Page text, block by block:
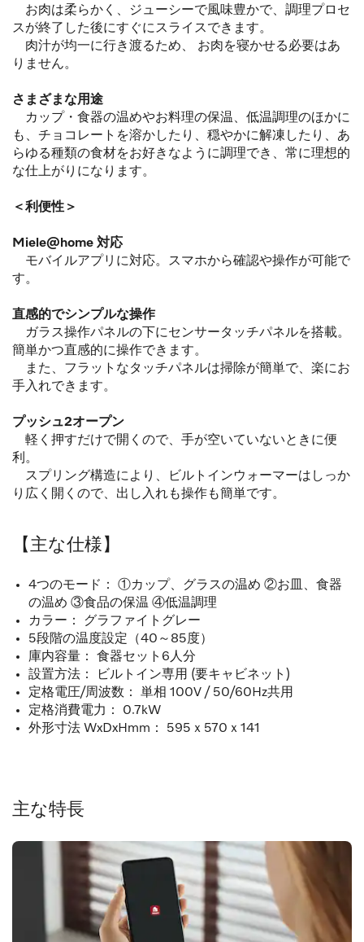
お肉は柔らかく、ジューシーで風味豊かで、調理プロセ
スが終了した後にすぐにスライスできます。
肉汁が均一に行き渡るため、 お肉を寝かせる必要はあ
りません。
さまざまな用途
カップ・食器の温めやお料理の保温、低温調理のほかに
も、チョコレートを溶かしたり、穏やかに解凍したり、あ
らゆる種類の食材をお好きなように調理でき、常に理想的
な仕上がりになります。
＜利便性＞
Miele@home 対応
モバイルアプリに対応。スマホから確認や操作が可能で
す。
直感的でシンプルな操作
ガラス操作パネルの下にセンサータッチパネルを搭載。
簡単かつ直感的に操作できます。
また、フラットなタッチパネルは掃除が簡単で、楽にお
手入れできます。
プッシュ2オープン
軽く押すだけで開くので、手が空いていないときに便
利。
スプリング構造により、ビルトインウォーマーはしっか
り広く開くので、出し入れも操作も簡単です。
【主な仕様】
4つのモード： ①カップ、グラスの温め ②お皿、食器
の温め ③食品の保温 ④低温調理
カラー： グラファイトグレー
5段階の温度設定（40～85度）
庫内容量： 食器セット6人分
設置方法： ビルトイン専用 (要キャビネット)
定格電圧/周波数： 単相 100V / 50/60Hz共用
定格消費電力： 0.7kW
外形寸法 WxDxHmm： 595ｘ570ｘ141
主な特長